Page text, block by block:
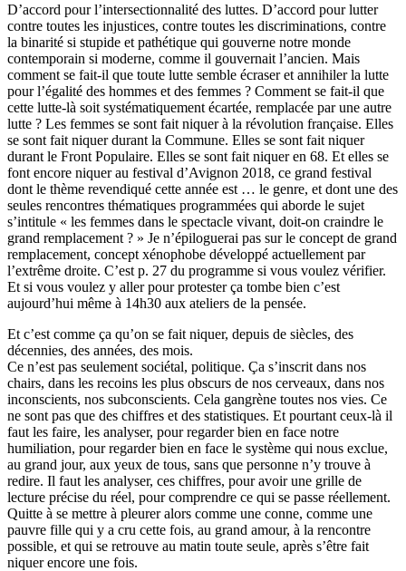
D’accord pour l’intersectionnalité des luttes. D’accord pour lutter
contre toutes les injustices, contre toutes les discriminations, contre
la binarité si stupide et pathétique qui gouverne notre monde
contemporain si moderne, comme il gouvernait l’ancien. Mais
comment se fait-il que toute lutte semble écraser et annihiler la lutte
pour l’égalité des hommes et des femmes ? Comment se fait-il que
cette lutte-là soit systématiquement écartée, remplacée par une autre
lutte ? Les femmes se sont fait niquer à la révolution française. Elles
se sont fait niquer durant la Commune. Elles se sont fait niquer
durant le Front Populaire. Elles se sont fait niquer en 68. Et elles se
font encore niquer au festival d’Avignon 2018, ce grand festival
dont le thème revendiqué cette année est … le genre, et dont une des
seules rencontres thématiques programmées qui aborde le sujet
s’intitule « les femmes dans le spectacle vivant, doit-on craindre le
grand remplacement ? » Je n’épiloguerai pas sur le concept de grand
remplacement, concept xénophobe développé actuellement par
l’extrême droite. C’est p. 27 du programme si vous voulez vérifier.
Et si vous voulez y aller pour protester ça tombe bien c’est
aujourd’hui même à 14h30 aux ateliers de la pensée.
Et c’est comme ça qu’on se fait niquer, depuis de siècles, des
décennies, des années, des mois.
Ce n’est pas seulement sociétal, politique. Ça s’inscrit dans nos
chairs, dans les recoins les plus obscurs de nos cerveaux, dans nos
inconscients, nos subconscients. Cela gangrène toutes nos vies. Ce
ne sont pas que des chiffres et des statistiques. Et pourtant ceux-là il
faut les faire, les analyser, pour regarder bien en face notre
humiliation, pour regarder bien en face le système qui nous exclue,
au grand jour, aux yeux de tous, sans que personne n’y trouve à
redire. Il faut les analyser, ces chiffres, pour avoir une grille de
lecture précise du réel, pour comprendre ce qui se passe réellement.
Quitte à se mettre à pleurer alors comme une conne, comme une
pauvre fille qui y a cru cette fois, au grand amour, à la rencontre
possible, et qui se retrouve au matin toute seule, après s’être fait
niquer encore une fois.